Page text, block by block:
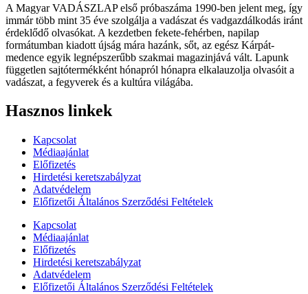
A Magyar VADÁSZLAP első próbaszáma 1990-ben jelent meg, így
immár több mint 35 éve szolgálja a vadászat és vadgazdálkodás iránt
érdeklődő olvasókat. A kezdetben fekete-fehérben, napilap
formátumban kiadott újság mára hazánk, sőt, az egész Kárpát-
medence egyik legnépszerűbb szakmai magazinjává vált. Lapunk
független sajtótermékként hónapról hónapra elkalauzolja olvasóit a
vadászat, a fegyverek és a kultúra világába.
Hasznos linkek
Kapcsolat
Médiaajánlat
Előfizetés
Hirdetési keretszabályzat
Adatvédelem
Előfizetői Általános Szerződési Feltételek
Kapcsolat
Médiaajánlat
Előfizetés
Hirdetési keretszabályzat
Adatvédelem
Előfizetői Általános Szerződési Feltételek